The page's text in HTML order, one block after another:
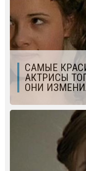
САМЫЕ
АКТРИСЫ
ОНИ